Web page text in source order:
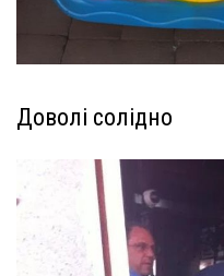
Доволі солідно